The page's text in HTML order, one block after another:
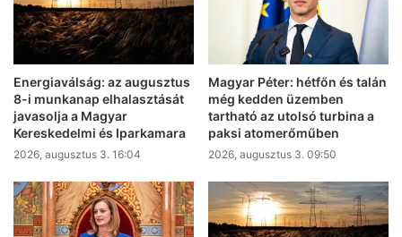
nyomozás
Energiaválság: az augusztus
8-i munkanap elhalasztását
javasolja a Magyar
Kereskedelmi és Iparkamara
2026, augusztus 3. 16:04
Magyar Péter: hétfőn és talán
még kedden üzemben
tartható az utolsó turbina a
paksi atomerőműben
2026, augusztus 3. 09:50